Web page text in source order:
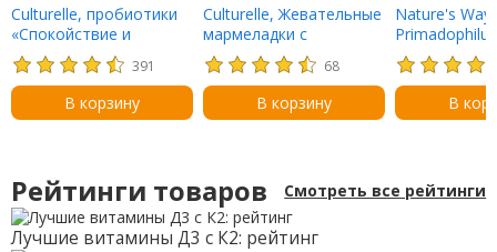
Culturelle, пробиотики
«Спокойствие и
комфорт», в виде
капель с ромашкой, для
детей от рождения до
12 месяцев, 8,5 мл (0,29
391
В корзину
Culturelle, Жевательные
мармеладки с
пробиотиками, ягодное
ассорти, 3 млрд КОЕ,
52 жевательные
таблетки
68
В корзину
Nature's Way,
со вкусом
В
Рейтинги товаров Смотреть все рейтинги
Лучшие витамины Д3 с К2: рейтинг